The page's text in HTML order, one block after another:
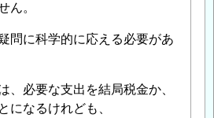
ん。
問に科学的に応える必要があ
、必要な支出を結局税金か、
になるけれども、